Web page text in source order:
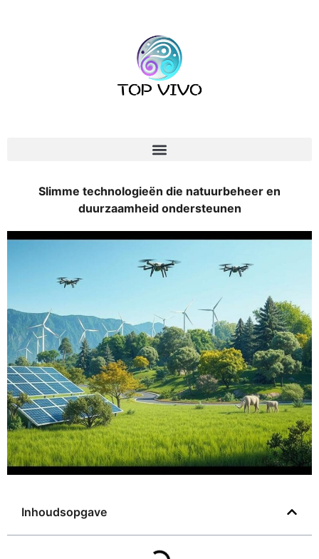
Slimme technologieën die natuurbeheer en
duurzaamheid ondersteunen
Inhoudsopgave